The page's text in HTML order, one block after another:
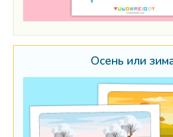
Осень или